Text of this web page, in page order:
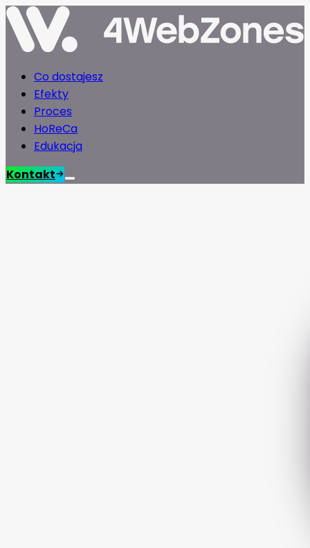
Co dostajesz
Efekty
Proces
HoReCa
Edukacja
Kontakt